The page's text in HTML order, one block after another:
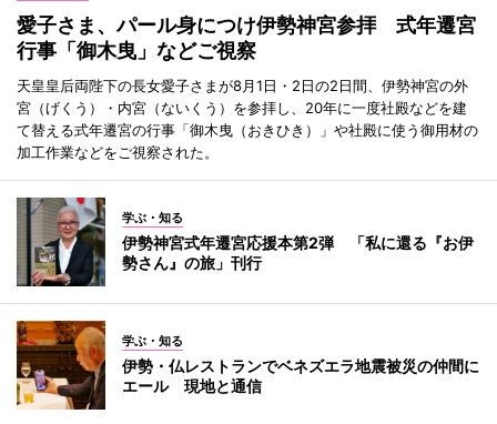
愛子さま、パール身につけ伊勢神宮参拝 式年遷宮
行事「御木曳」などご視察
天皇皇后両陛下の長女愛子さまが8月1日・2日の2日間、伊勢神宮の外
宮（げくう）・内宮（ないくう）を参拝し、20年に一度社殿などを建
て替える式年遷宮の行事「御木曳（おきひき）」や社殿に使う御用材の
加工作業などをご視察された。
学ぶ・知る
伊勢神宮式年遷宮応援本第2弾 「私に還る『お伊
勢さん』の旅」刊行
学ぶ・知る
伊勢・仏レストランでベネズエラ地震被災の仲間に
エール 現地と通信